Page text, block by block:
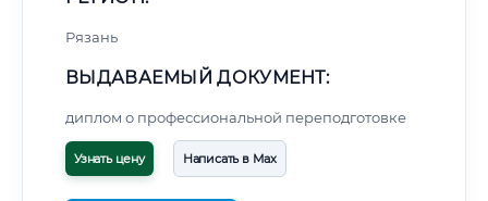
Рязань
ВЫДАВАЕМЫЙ ДОКУМЕНТ:
диплом о профессиональной переподготовке
Узнать цену Написать в Max